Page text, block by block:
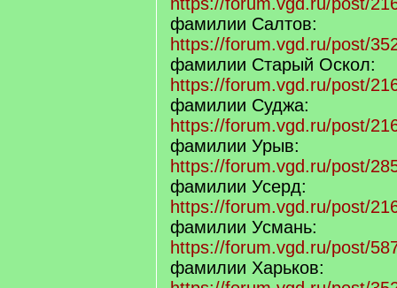
фамилии Салтов:
https://forum.vgd.ru/post/
фамилии Старый Оскол:
https://forum.vgd.ru/post/
фамилии Суджа:
https://forum.vgd.ru/post/
фамилии Урыв:
https://forum.vgd.ru/post/
фамилии Усерд:
https://forum.vgd.ru/post/
фамилии Усмань:
https://forum.vgd.ru/post/
фамилии Харьков: